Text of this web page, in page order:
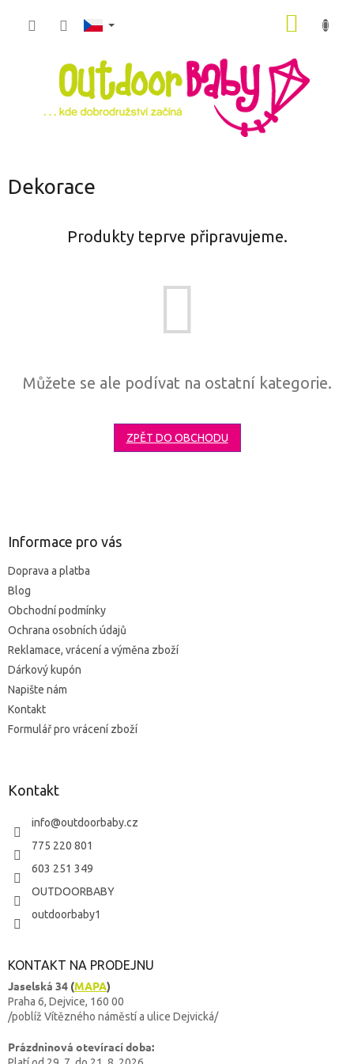
Dekorace
Produkty teprve připravujeme.
Můžete se ale podívat na ostatní kategorie.
ZPĚT DO OBCHODU
Informace pro vás
Doprava a platba
Blog
Obchodní podmínky
Ochrana osobních údajů
Reklamace, vrácení a výměna zboží
Dárkový kupón
Napište nám
Kontakt
Formulář pro vrácení zboží
Kontakt
info@outdoorbaby.cz
775 220 801
603 251 349
OUTDOORBABY
outdoorbaby1
KONTAKT NA PRODEJNU
Jaselská 34 (MAPA)
Praha 6, Dejvice, 160 00
/poblíž Vítězného náměstí a ulice Dejvická/
Prázdninová otevírací doba: